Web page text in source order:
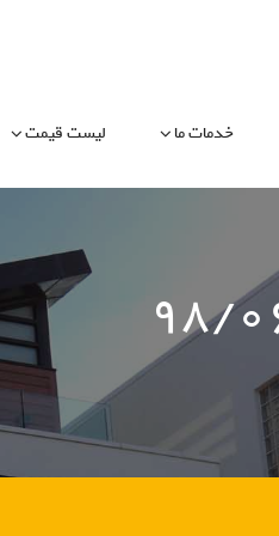
خدمات ما لیست قیمت